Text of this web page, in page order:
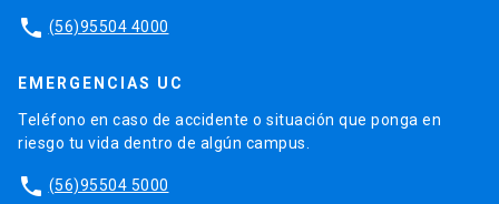
phone (56)95504 4000
EMERGENCIAS UC
Teléfono en caso de accidente o situación que ponga en
riesgo tu vida dentro de algún campus.
phone (56)95504 5000